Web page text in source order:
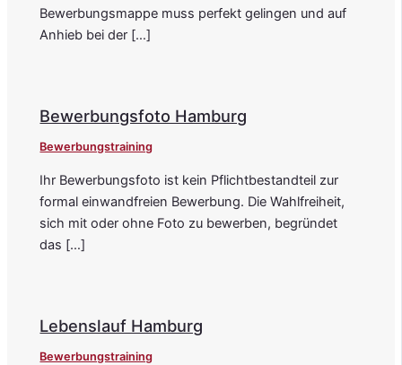
Bewerbungsmappe muss perfekt gelingen und auf
Anhieb bei der […]
Bewerbungsfoto Hamburg
Bewerbungstraining
Ihr Bewerbungsfoto ist kein Pflichtbestandteil zur
formal einwandfreien Bewerbung. Die Wahlfreiheit,
sich mit oder ohne Foto zu bewerben, begründet
das […]
Lebenslauf Hamburg
Bewerbungstraining